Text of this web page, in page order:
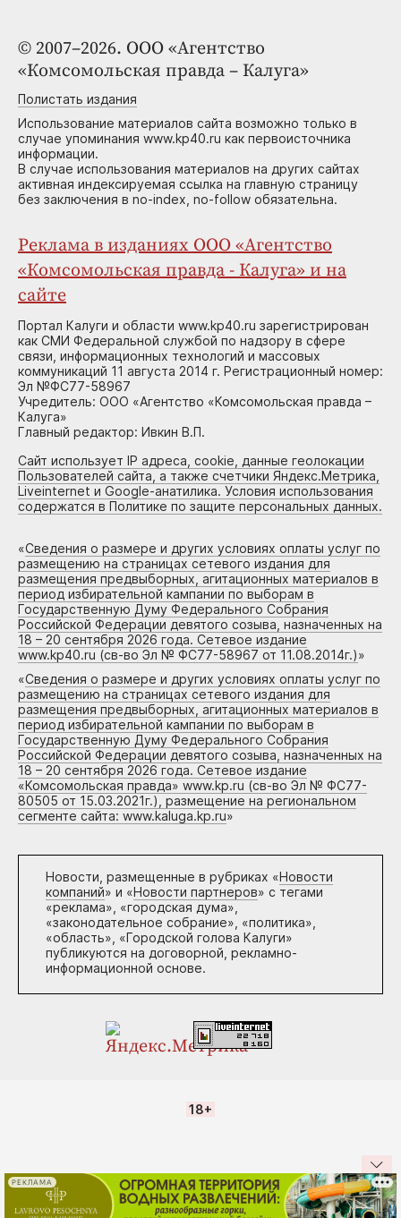
© 2007–2026. ООО «Агентство
«Комсомольская правда – Калуга»
Полистать издания
Использование материалов сайта возможно только в
случае упоминания www.kp40.ru как первоисточника
информации.
В случае использования материалов на других сайтах
активная индексируемая ссылка на главную страницу
без заключения в no-index, no-follow обязательна.
Реклама в изданиях ООО «Агентство
«Комсомольская правда - Калуга» и на
сайте
Портал Калуги и области www.kp40.ru зарегистрирован
как СМИ Федеральной службой по надзору в сфере
связи, информационных технологий и массовых
коммуникаций 11 августа 2014 г. Регистрационный номер:
Эл №ФС77-58967
Учредитель: ООО «Агентство «Комсомольская правда –
Калуга»
Главный редактор: Ивкин В.П.
Сайт использует IP адреса, cookie, данные геолокации
Пользователей сайта, а также счетчики Яндекс.Метрика,
Liveinternet и Google-анатилика. Условия использования
содержатся в Политике по защите персональных данных.
«Сведения о размере и других условиях оплаты услуг по
размещению на страницах сетевого издания для
размещения предвыборных, агитационных материалов в
период избирательной кампании по выборам в
Государственную Думу Федерального Собрания
Российской Федерации девятого созыва, назначенных на
18 – 20 сентября 2026 года. Сетевое издание
www.kp40.ru (св-во Эл № ФС77-58967 от 11.08.2014г.)»
«Сведения о размере и других условиях оплаты услуг по
размещению на страницах сетевого издания для
размещения предвыборных, агитационных материалов в
период избирательной кампании по выборам в
Государственную Думу Федерального Собрания
Российской Федерации девятого созыва, назначенных на
18 – 20 сентября 2026 года. Сетевое издание
«Комсомольская правда» www.kp.ru (св-во Эл № ФС77-
80505 от 15.03.2021г.), размещение на региональном
сегменте сайта: www.kaluga.kp.ru»
Новости, размещенные в рубриках «Новости
компаний» и «Новости партнеров» с тегами
«реклама», «городская дума»,
«законодательное собрание», «политика»,
«область», «Городской голова Калуги»
публикуются на договорной, рекламно-
информационной основе.
18+
РЕКЛАМА